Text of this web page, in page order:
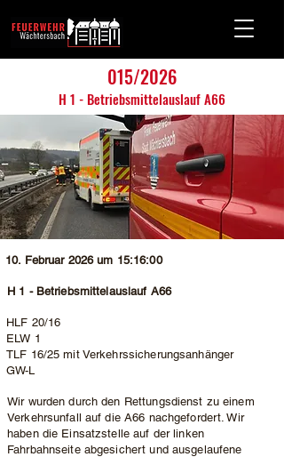
015/2026
H 1 - Betriebsmittelauslauf A66
10. Februar 2026 um 15:16:00
H 1 - Betriebsmittelauslauf A66
HLF 20/16
ELW 1
TLF 16/25 mit Verkehrssicherungsanhänger
GW-L
Wir wurden durch den Rettungsdienst zu einem
Verkehrsunfall auf die A66 nachgefordert. Wir
haben die Einsatzstelle auf der linken
Fahrbahnseite abgesichert und ausgelaufene